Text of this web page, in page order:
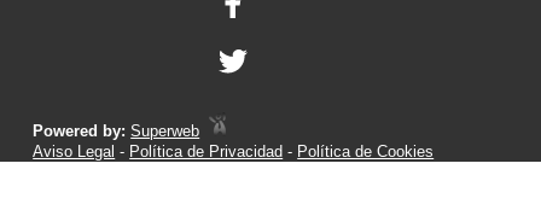
Powered by:Superweb
Aviso Legal - Política de Privacidad - Política de Cookies